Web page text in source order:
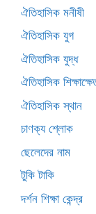
ঐতিহাসিক মনীষী
ঐতিহাসিক যুগ
ঐতিহাসিক যুদ্ধ
ঐতিহাসিক
ঐতিহাসিক স্থান
চাণক্য শ্লোক
ছেলেদের নাম
টুকি টাকি
দর্শন শিক্ষা কেন্দ্র